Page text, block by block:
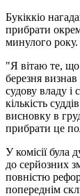
Букіккіо
прибрати
минулого року.
"Я вітаю те, що
березня
судову владу і
кількість
висновку в
прибрати це
У комісії
до серйозних
повністю
попереднім